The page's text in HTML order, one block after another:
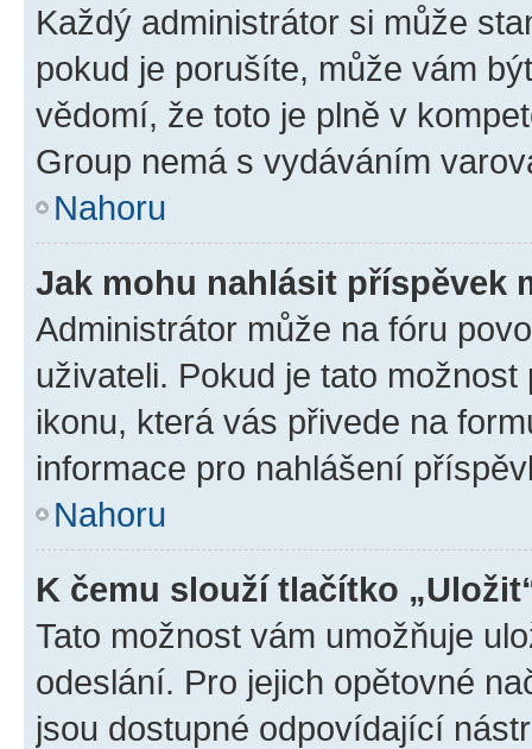
Každý administrátor si může
pokud je porušíte, může vám
vědomí, že toto je plně v
Group nemá s vydáváním
Nahoru
Jak mohu nahlásit příspěvek
Administrátor může na fóru
uživateli. Pokud je tato
ikonu, která vás přivede na
informace pro nahlášení
Nahoru
K čemu slouží tlačítko
Tato možnost vám umožňuje
odeslání. Pro jejich opětovné
jsou dostupné odpovídající